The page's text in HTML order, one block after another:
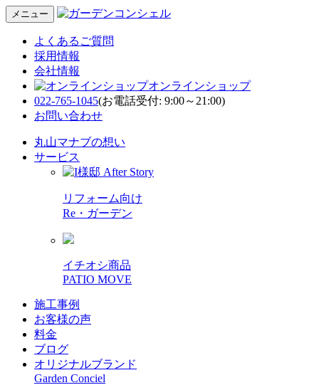
メニュー
よくあるご質問
採用情報
会社情報
オンラインショップ
022-765-1045(お電話受付: 9:00～21:00)
お問い合わせ
丸山マナブの想い
サービス
リフォーム向け
Re・ガーデン
イチオシ商品
PATIO MOVE
施工事例
お客様の声
料金
ブログ
オリジナルブランド
Garden Conciel